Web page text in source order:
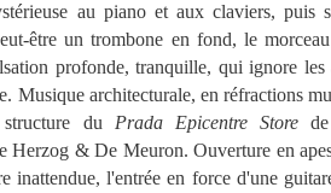
au piano et aux claviers, puis
être un trombone en fond, le
profonde, tranquille, qui ignore les
Musique architecturale, en réfractions
du Prada Epicentre Store
Herzog & De Meuron. Ouverture en
inattendue, l'entrée en force d'une